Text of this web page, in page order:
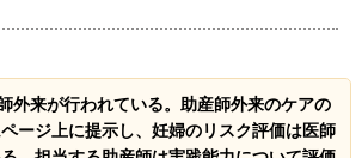
外来が行われている。助産師外来のケアの
ージ上に提示し、妊婦のリスク評価は医師